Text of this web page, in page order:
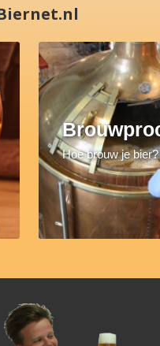
Hoe brouw je bier?